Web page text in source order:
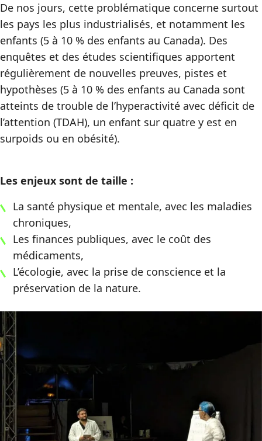
De nos jours, cette problématique concerne surtout
les pays les plus industrialisés, et notamment les
enfants (5 à 10 % des enfants au Canada). Des
enquêtes et des études scientifiques apportent
régulièrement de nouvelles preuves, pistes et
hypothèses (5 à 10 % des enfants au Canada sont
atteints de trouble de l’hyperactivité avec déficit de
l’attention (TDAH), un enfant sur quatre y est en
surpoids ou en obésité).
Les enjeux sont de taille :
La santé physique et mentale, avec les maladies
chroniques,
Les finances publiques, avec le coût des
médicaments,
L’écologie, avec la prise de conscience et la
préservation de la nature.